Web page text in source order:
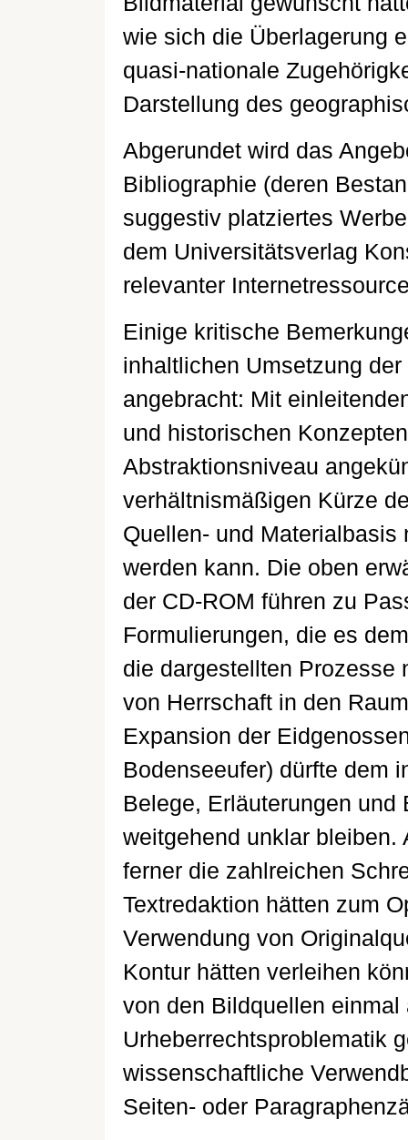
wie sich die Überlagerung
quasi-nationale
Darstellung des
Abgerundet wird das
Bibliographie (deren
suggestiv platziertes
dem Universitätsverlag
relevanter
Einige kritische
inhaltlichen Umsetzung
angebracht: Mit
und historischen
Abstraktionsniveau
verhältnismäßigen Kürze
Quellen- und
werden kann. Die oben
der CD-ROM führen zu
Formulierungen, die es
die dargestellten Prozesse
von Herrschaft in den
Expansion der
Bodenseeufer) dürfte dem
Belege, Erläuterungen
weitgehend unklar
ferner die zahlreichen
Textredaktion hätten zum
Verwendung von
Kontur hätten verleihen
von den Bildquellen
Urheberrechtsproblematik
wissenschaftliche
Seiten- oder